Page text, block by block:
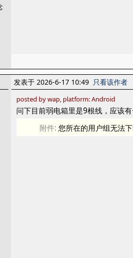
发表于 2026-6-17 10:49 只看该作者
posted by wap, platform: Android
问下目前弱电箱里是9根线，应该
附件:您所在的用户组无法